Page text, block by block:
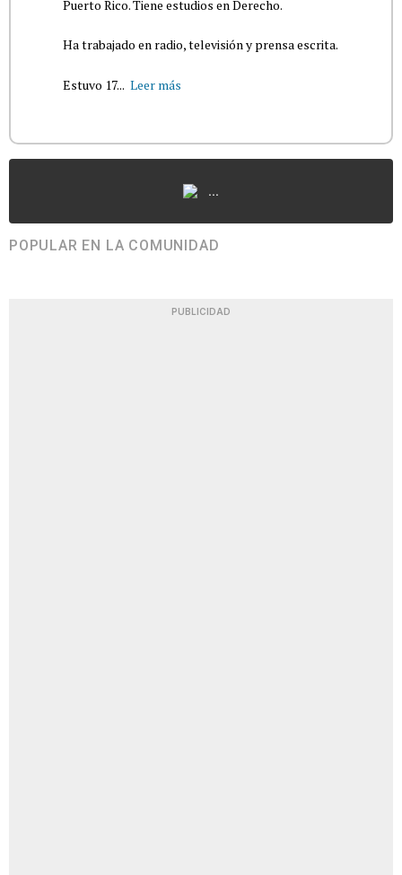
Puerto Rico. Tiene estudios en Derecho.
Ha trabajado en radio, televisión y prensa escrita.
Estuvo 17... Leer más
...
POPULAR EN LA COMUNIDAD
PUBLICIDAD